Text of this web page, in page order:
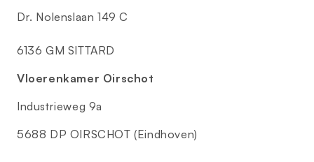
Dr. Nolenslaan 149 C
6136 GM SITTARD
Vloerenkamer Oirschot
Industrieweg 9a
5688 DP OIRSCHOT (Eindhoven)